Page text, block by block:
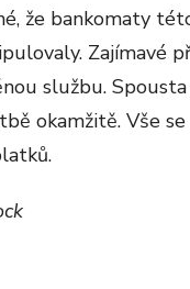
že bankomaty
Zajímavé
službu.
okamžitě. Vše